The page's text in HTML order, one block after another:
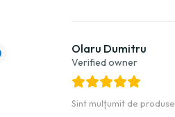
Olaru Dumitru
Verified owner
Sint mulțumit de produse